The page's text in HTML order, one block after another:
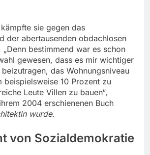
sie gegen das
der abertausenden obdachlosen
„Denn bestimmend war es schon
gewesen, dass es mir wichtiger
das Wohnungsniveau
beispielsweise 10 Prozent zu
Leute Villen zu bauen“,
2004 erschienenen Buch
wurde.
von Sozialdemokratie